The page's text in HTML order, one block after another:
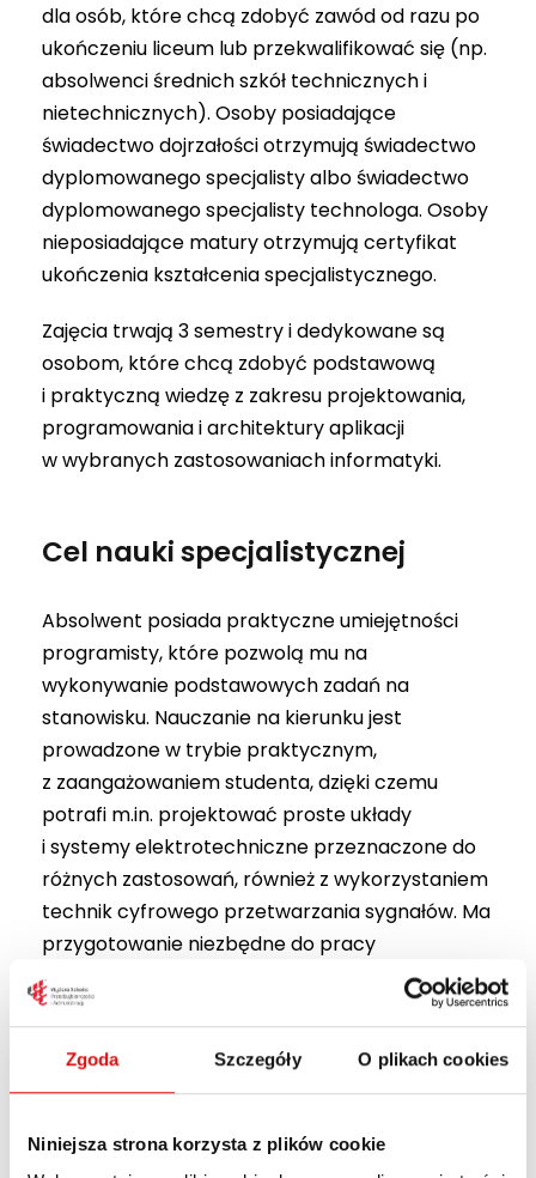
Zgoda Szczegóły O plikach cookies
Niniejsza strona korzysta z plików cookie
dla osób, które chcą zdobyć zawód od razu po
ukończeniu liceum lub przekwalifikować się (np.
absolwenci średnich szkół technicznych i
nietechnicznych). Osoby posiadające
świadectwo dojrzałości otrzymują świadectwo
dyplomowanego specjalisty albo świadectwo
dyplomowanego specjalisty technologa. Osoby
nieposiadające matury otrzymują certyfikat
ukończenia kształcenia specjalistycznego.
Zajęcia trwają 3 semestry i dedykowane są
osobom, które chcą zdobyć podstawową
i praktyczną wiedzę z zakresu projektowania,
programowania i architektury aplikacji
w wybranych zastosowaniach informatyki.
Cel nauki specjalistycznej
Absolwent posiada praktyczne umiejętności
programisty, które pozwolą mu na
wykonywanie podstawowych zadań na
stanowisku. Nauczanie na kierunku jest
prowadzone w trybie praktycznym,
z zaangażowaniem studenta, dzięki czemu
potrafi m.in. projektować proste układy
i systemy elektrotechniczne przeznaczone do
różnych zastosowań, również z wykorzystaniem
technik cyfrowego przetwarzania sygnałów. Ma
przygotowanie niezbędne do pracy
w środowisku przemysłowym, umie planować
i organizować pracę indywidualną oraz
implementacyjny bazy danych, zbudować bazę
definiować zapytania do bazy danych
i interpretować ich wyniki. Potrafi realizować